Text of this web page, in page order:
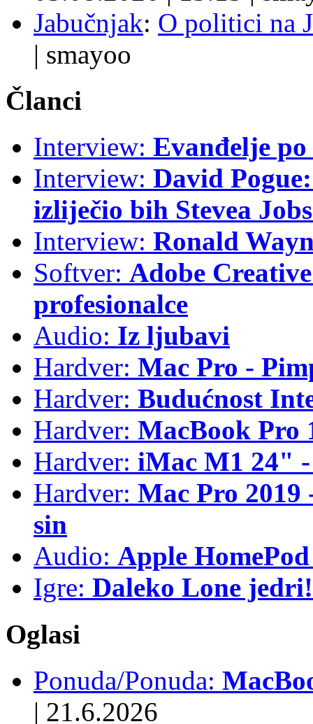
Jabučnjak: O politici na
| smayoo
Članci
Interview: Evanđelje
Interview: David
izliječio bih Stevea
Interview: Ronald
Softver: Adobe
profesionalce
Audio: Iz ljubavi
Hardver: Mac Pro -
Hardver: Budućnost
Hardver: MacBook Pro
Hardver: iMac M1 24"
Hardver: Mac Pro
sin
Audio: Apple
Igre: Daleko Lone jedri!
Oglasi
Ponuda/Ponuda:
| 21.6.2026